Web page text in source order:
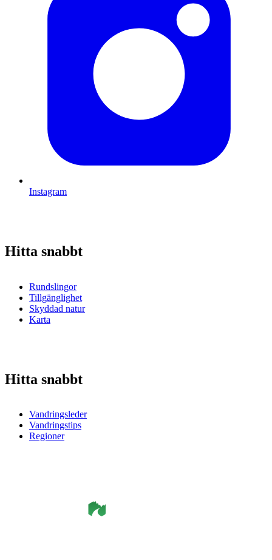
Instagram
Hitta snabbt
Rundslingor
Tillgänglighet
Skyddad natur
Karta
Hitta snabbt
Vandringsleder
Vandringstips
Regioner